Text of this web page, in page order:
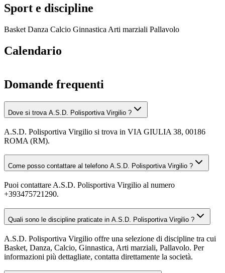
Sport e discipline
Basket Danza Calcio Ginnastica Arti marziali Pallavolo
Calendario
Domande frequenti
Dove si trova A.S.D. Polisportiva Virgilio ?
A.S.D. Polisportiva Virgilio si trova in VIA GIULIA 38, 00186
ROMA (RM).
Come posso contattare al telefono A.S.D. Polisportiva Virgilio ?
Puoi contattare A.S.D. Polisportiva Virgilio al numero
+393475721290.
Quali sono le discipline praticate in A.S.D. Polisportiva Virgilio ?
A.S.D. Polisportiva Virgilio offre una selezione di discipline tra cui
Basket, Danza, Calcio, Ginnastica, Arti marziali, Pallavolo. Per
informazioni più dettagliate, contatta direttamente la società.